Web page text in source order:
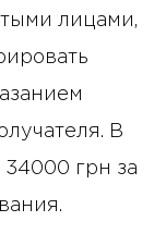
лицами,
В
грн за